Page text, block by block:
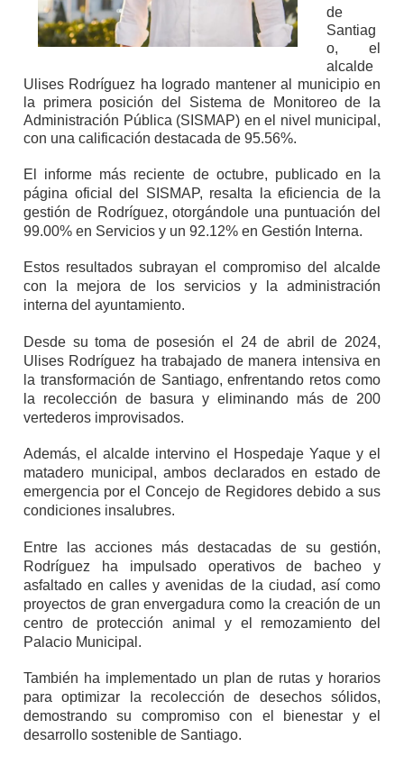
de
Santiag
o, el
alcalde
Ulises Rodríguez ha logrado mantener al municipio en
la primera posición del Sistema de Monitoreo de la
Administración Pública (SISMAP) en el nivel municipal,
con una calificación destacada de 95.56%.
El informe más reciente de octubre, publicado en la
página oficial del SISMAP, resalta la eficiencia de la
gestión de Rodríguez, otorgándole una puntuación del
99.00% en Servicios y un 92.12% en Gestión Interna.
Estos resultados subrayan el compromiso del alcalde
con la mejora de los servicios y la administración
interna del ayuntamiento.
Desde su toma de posesión el 24 de abril de 2024,
Ulises Rodríguez ha trabajado de manera intensiva en
la transformación de Santiago, enfrentando retos como
la recolección de basura y eliminando más de 200
vertederos improvisados.
Además, el alcalde intervino el Hospedaje Yaque y el
matadero municipal, ambos declarados en estado de
emergencia por el Concejo de Regidores debido a sus
condiciones insalubres.
Entre las acciones más destacadas de su gestión,
Rodríguez ha impulsado operativos de bacheo y
asfaltado en calles y avenidas de la ciudad, así como
proyectos de gran envergadura como la creación de un
centro de protección animal y el remozamiento del
Palacio Municipal.
También ha implementado un plan de rutas y horarios
para optimizar la recolección de desechos sólidos,
demostrando su compromiso con el bienestar y el
desarrollo sostenible de Santiago.